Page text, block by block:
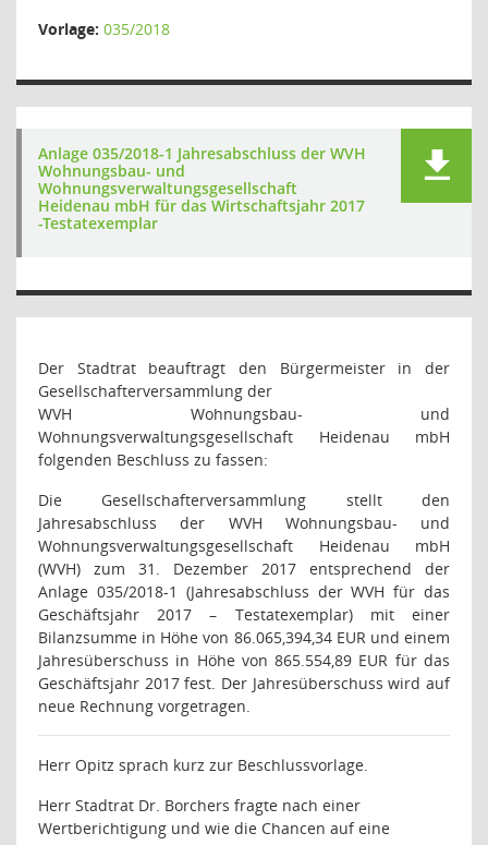
Vorlage: 035/2018
Anlage 035/2018-1 Jahresabschluss der WVH
Wohnungsbau- und
Wohnungsverwaltungsgesellschaft
Heidenau mbH für das Wirtschaftsjahr 2017
-Testatexemplar
Der Stadtrat beauftragt den Bürgermeister in der
Gesellschafterversammlung der
WVH Wohnungsbau- und
Wohnungsverwaltungsgesellschaft Heidenau mbH
folgenden Beschluss zu fassen:
Die Gesellschafterversammlung stellt den
Jahresabschluss der WVH Wohnungsbau- und
Wohnungsverwaltungsgesellschaft Heidenau mbH
(WVH) zum 31. Dezember 2017 entsprechend der
Anlage 035/2018-1 (Jahresabschluss der WVH für das
Geschäftsjahr 2017 – Testatexemplar) mit einer
Bilanzsumme in Höhe von 86.065,394,34 EUR und einem
Jahresüberschuss in Höhe von 865.554,89 EUR für das
Geschäftsjahr 2017 fest. Der Jahresüberschuss wird auf
neue Rechnung vorgetragen.
Herr Opitz sprach kurz zur Beschlussvorlage.
Herr Stadtrat Dr. Borchers fragte nach einer
Wertberichtigung und wie die Chancen auf eine